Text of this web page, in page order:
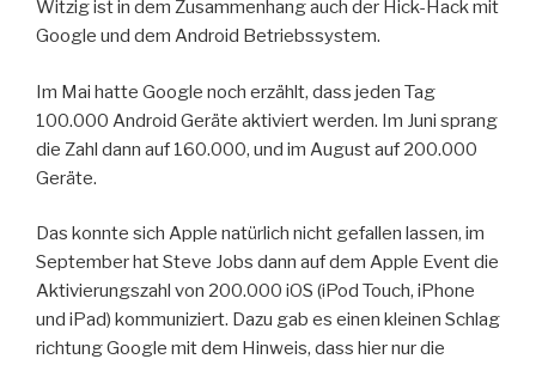
Witzig ist in dem Zusammenhang auch der Hick-Hack mit
Google und dem Android Betriebssystem.
Im Mai hatte Google noch erzählt, dass jeden Tag
100.000 Android Geräte aktiviert werden. Im Juni sprang
die Zahl dann auf 160.000, und im August auf 200.000
Geräte.
Das konnte sich Apple natürlich nicht gefallen lassen, im
September hat Steve Jobs dann auf dem Apple Event die
Aktivierungszahl von 200.000 iOS (iPod Touch, iPhone
und iPad) kommuniziert. Dazu gab es einen kleinen Schlag
richtung Google mit dem Hinweis, dass hier nur die